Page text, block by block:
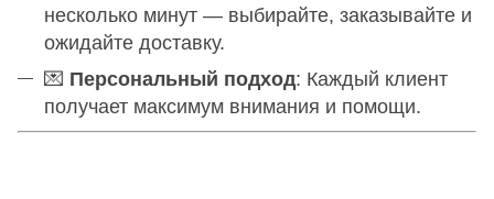
несколько минут — выбирайте, заказывайте и
ожидайте доставку.
💌 Персональный подход: Каждый клиент
получает максимум внимания и помощи.